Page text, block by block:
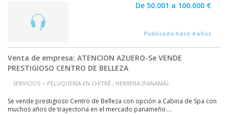
De 50.001 a 100.000 €
Publicado hace 4 años
Venta de empresa: ATENCION AZUERO-Se VENDE
PRESTIGIOSO CENTRO DE BELLEZA
SERVICIOS > PELUQUERÍA EN CHITRÉ , HERRERA (PANAMÁ)
Se vende prestigioso Centro de Belleza con opción a Cabina de Spa con
muchos años de trayectoria en el mercado panameño....